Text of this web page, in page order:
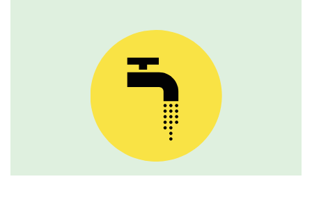
Looptijd project
Type investering
Financiële ondersteuning
Type investering
Eigen bijdrage ondernemer
Doorgaans beogen we een exit na 5 tot 7